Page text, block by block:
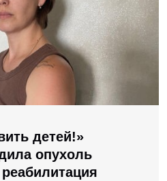
детей!»
опухоль